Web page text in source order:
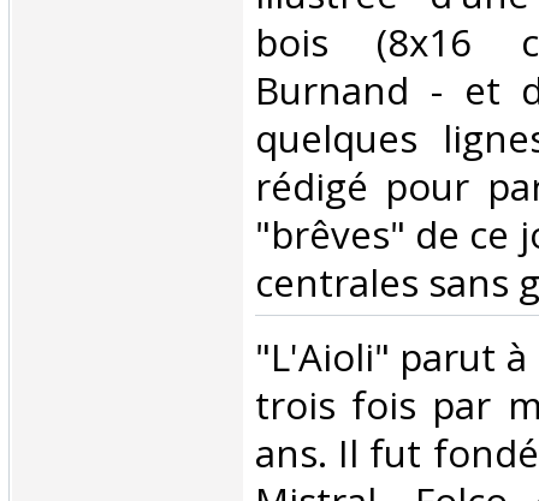
bois (8x16
Burnand - et
quelques
rédigé pour
"brêves" de ce
centrales sans
‎"L'Aioli" parut
trois fois par
ans. Il fut